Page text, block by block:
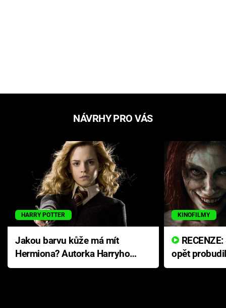
NÁVRHY PRO VÁS
HARRY POTTER
Jakou barvu kůže má mít
Hermiona? Autorka Harryho
Pottera přišla s ráznou
KINOFILMY
opět
přichází s